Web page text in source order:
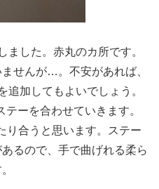
ました。赤丸のカ所です。
せんが…。不安があれば、
追加してもよいでしょう。
ーを合わせていきます。
り合うと思います。ステー
るので、手で曲げれる柔ら